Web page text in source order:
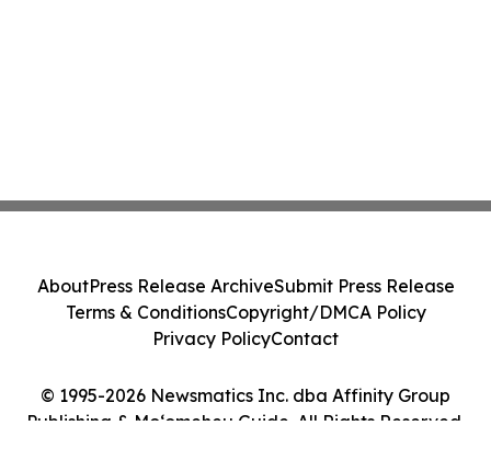
© 1995-2026 Newsmatics Inc. dba Affinity Group
Publishing & Moʻomeheu Guide. All Rights Reserved.
AboutPress Release ArchiveSubmit Press Release
Terms & ConditionsCopyright/DMCA Policy
Privacy PolicyContact